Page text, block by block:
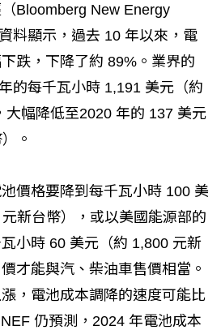
Bloomberg New Energy
料顯示，過去 10 年以來，電
跌，下降了約 89%。業界的
的每千瓦小時 1,191 美元（約
大幅降低至2020 年的 137 美元
。
價格要降到每千瓦小時 100 美
新台幣），或以美國能源部的
小時 60 美元（約 1,800 元新
才能與汽、柴油車售價相當。
，電池成本調降的速度可能比
仍預測，2024 年電池成本